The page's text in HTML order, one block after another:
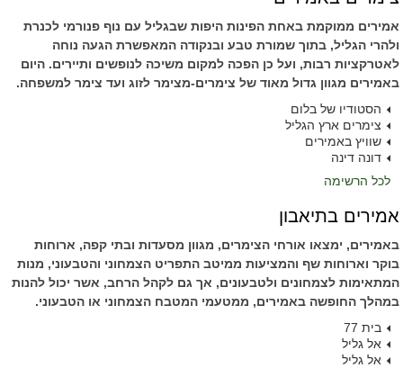
אמירים ממוקמת באחת הפינות היפות שבגליל עם נוף פנורמי לכנרת
ולהרי הגליל, בתוך שמורת טבע ובנקודה המאפשרת הגעה נוחה
לאטרקציות רבות, ועל כן הפכה למקום משיכה לנופשים ותיירים. היום
באמירים מגוון גדול מאוד של צימרים-מצימר לזוג ועד צימר למשפחה.
הסטודיו של בלום
צימרים ארץ הגליל
שוויץ באמירים
דונה דינה
לכל הרשימה
אמירים בתיאבון
באמירים, ימצאו אורחי הצימרים, מגוון מסעדות ובתי קפה, ארוחות
בוקר וארוחות שף והמציעות ממיטב התפריט הצמחוני והטבעוני, מנות
המתאימות לצמחונים ולטבעונים, אך גם לקהל הרחב, אשר יכול להנות
במהלך החופשה באמירים, ממטעמי המטבח הצמחוני או הטבעוני.
בית 77
אל גליל
אל גליל